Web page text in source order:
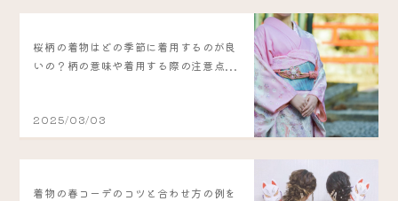
桜柄の着物はどの季節に着用するのが良
いの？柄の意味や着用する際の注意点...
2025/03/03
着物の春コーデのコツと合わせ方の例を